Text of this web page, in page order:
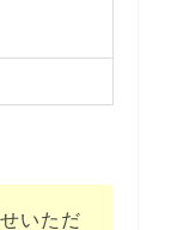
いただ